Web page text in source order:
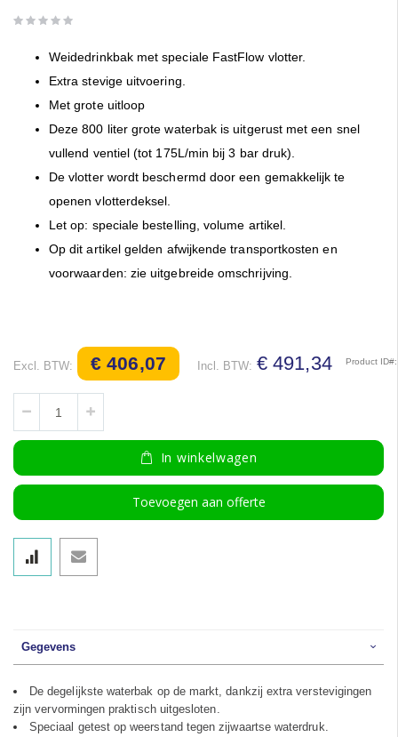
de
gallerij
Weidedrinkbak met speciale FastFlow vlotter.
Extra stevige uitvoering.
Met grote uitloop
Deze 800 liter grote waterbak is uitgerust met een snel
vullend ventiel (tot 175L/min bij 3 bar druk).
De vlotter wordt beschermd door een gemakkelijk te
openen vlotterdeksel.
Let op: speciale bestelling, volume artikel.
Op dit artikel gelden afwijkende transportkosten en
voorwaarden: zie uitgebreide omschrijving.
€ 406,07 € 491,34 Product ID
In winkelwagen
Toevoegen aan offerte
Gegevens
De degelijkste waterbak op de markt, dankzij extra verstevigingen
zijn vervormingen praktisch uitgesloten.
Speciaal getest op weerstand tegen zijwaartse waterdruk.